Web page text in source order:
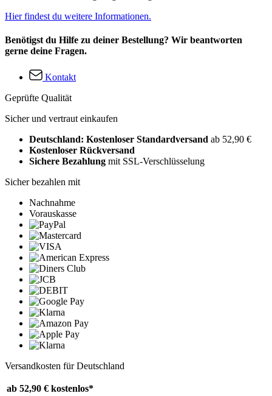
Hier findest du weitere Informationen.
Benötigst du Hilfe zu deiner Bestellung? Wir beantworten
gerne deine Fragen.
Kontakt
Geprüfte Qualität
Sicher und vertraut einkaufen
Deutschland: Kostenloser Standardversand ab 52,90 €
Kostenloser Rückversand
Sichere Bezahlung mit SSL-Verschlüsselung
Sicher bezahlen mit
Nachnahme
Vorauskasse
Versandkosten für Deutschland
ab 52,90 € kostenlos*